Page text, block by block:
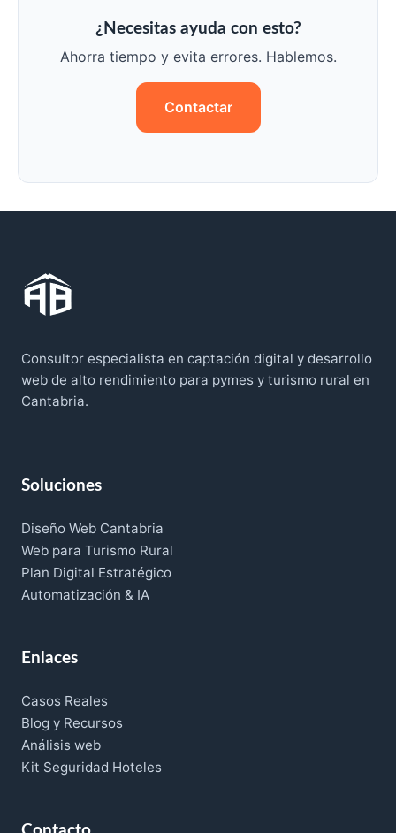
¿Necesitas ayuda con esto?
Ahorra tiempo y evita errores. Hablemos.
Contactar
Consultor especialista en captación digital y desarrollo
web de alto rendimiento para pymes y turismo rural en
Cantabria.
Soluciones
Diseño Web Cantabria
Web para Turismo Rural
Plan Digital Estratégico
Automatización & IA
Enlaces
Casos Reales
Blog y Recursos
Análisis web
Kit Seguridad Hoteles